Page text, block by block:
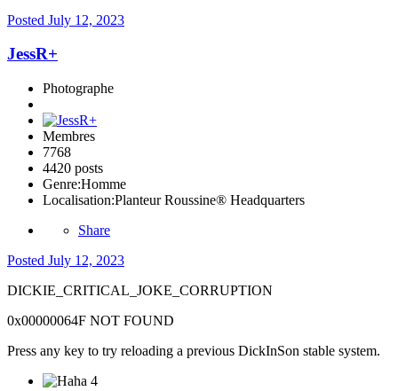
Posted July 12, 2023
JessR+
Photographe
Membres
7768
4420 posts
Genre:Homme
Localisation:Planteur Roussine® Headquarters
Share
Posted July 12, 2023
DICKIE_CRITICAL_JOKE_CORRUPTION
0x00000064F NOT FOUND
Press any key to try reloading a previous DickInSon stable system.
4